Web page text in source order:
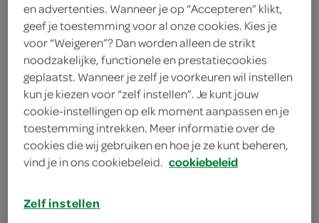
zoet frisse sinaasappelbubbels die elke borrel of
pauze wat zonniger maken
Natuurlijke aroma's, geen kleurstoffen
Frisse sinaasappelsmaak
Ijskoud het lekkerste
en advertenties. Wanneer je op “Accepteren” klikt,
geef je toestemming voor al onze cookies. Kies je
voor “Weigeren”? Dan worden alleen de strikt
noodzakelijke, functionele en prestatiecookies
geplaatst. Wanneer je zelf je voorkeuren wil instellen
kun je kiezen voor “zelf instellen”. Je kunt jouw
cookie-instellingen op elk moment aanpassen en je
toestemming intrekken. Meer informatie over de
cookies die wij gebruiken en hoe je ze kunt beheren,
vind je in ons cookiebeleid. cookiebeleid
Zelf instellen